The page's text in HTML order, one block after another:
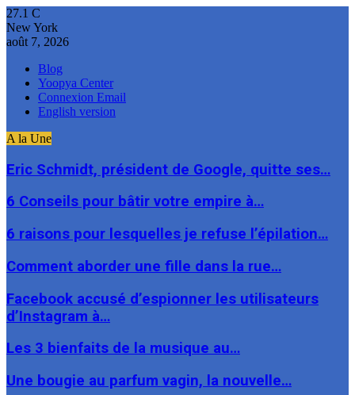
27.1 C
New York
août 7, 2026
Blog
Yoopya Center
Connexion Email
English version
A la Une
Eric Schmidt, président de Google, quitte ses…
6 Conseils pour bâtir votre empire à…
6 raisons pour lesquelles je refuse l’épilation…
Comment aborder une fille dans la rue…
Facebook accusé d’espionner les utilisateurs
d’Instagram à…
Les 3 bienfaits de la musique au…
Une bougie au parfum vagin, la nouvelle…